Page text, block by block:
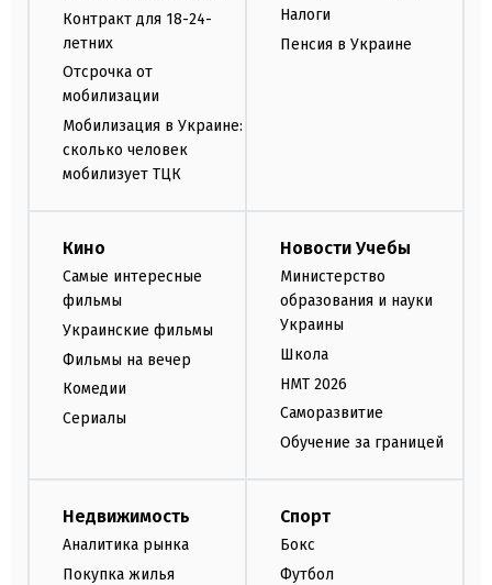
Контракт для 18-24-
летних
Отсрочка от
мобилизации
Мобилизация в Украине:
сколько человек
мобилизует ТЦК
Налоги
Пенсия в Украине
Кино
Самые интересные
фильмы
Украинские фильмы
Фильмы на вечер
Комедии
Сериалы
Новости Учебы
Министерство
образования и науки
Украины
Школа
НМТ 2026
Саморазвитие
Обучение за границей
Недвижимость
Аналитика рынка
Покупка жилья
Спорт
Бокс
Футбол